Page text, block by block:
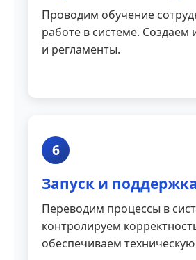
Проводим обучение
работе в системе. Создаем
и регламенты.
6
Запуск и поддержка
Переводим процессы в
контролируем
обеспечиваем